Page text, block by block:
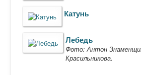
Катунь
Лебедь
Фото: Антон
Красильникова.